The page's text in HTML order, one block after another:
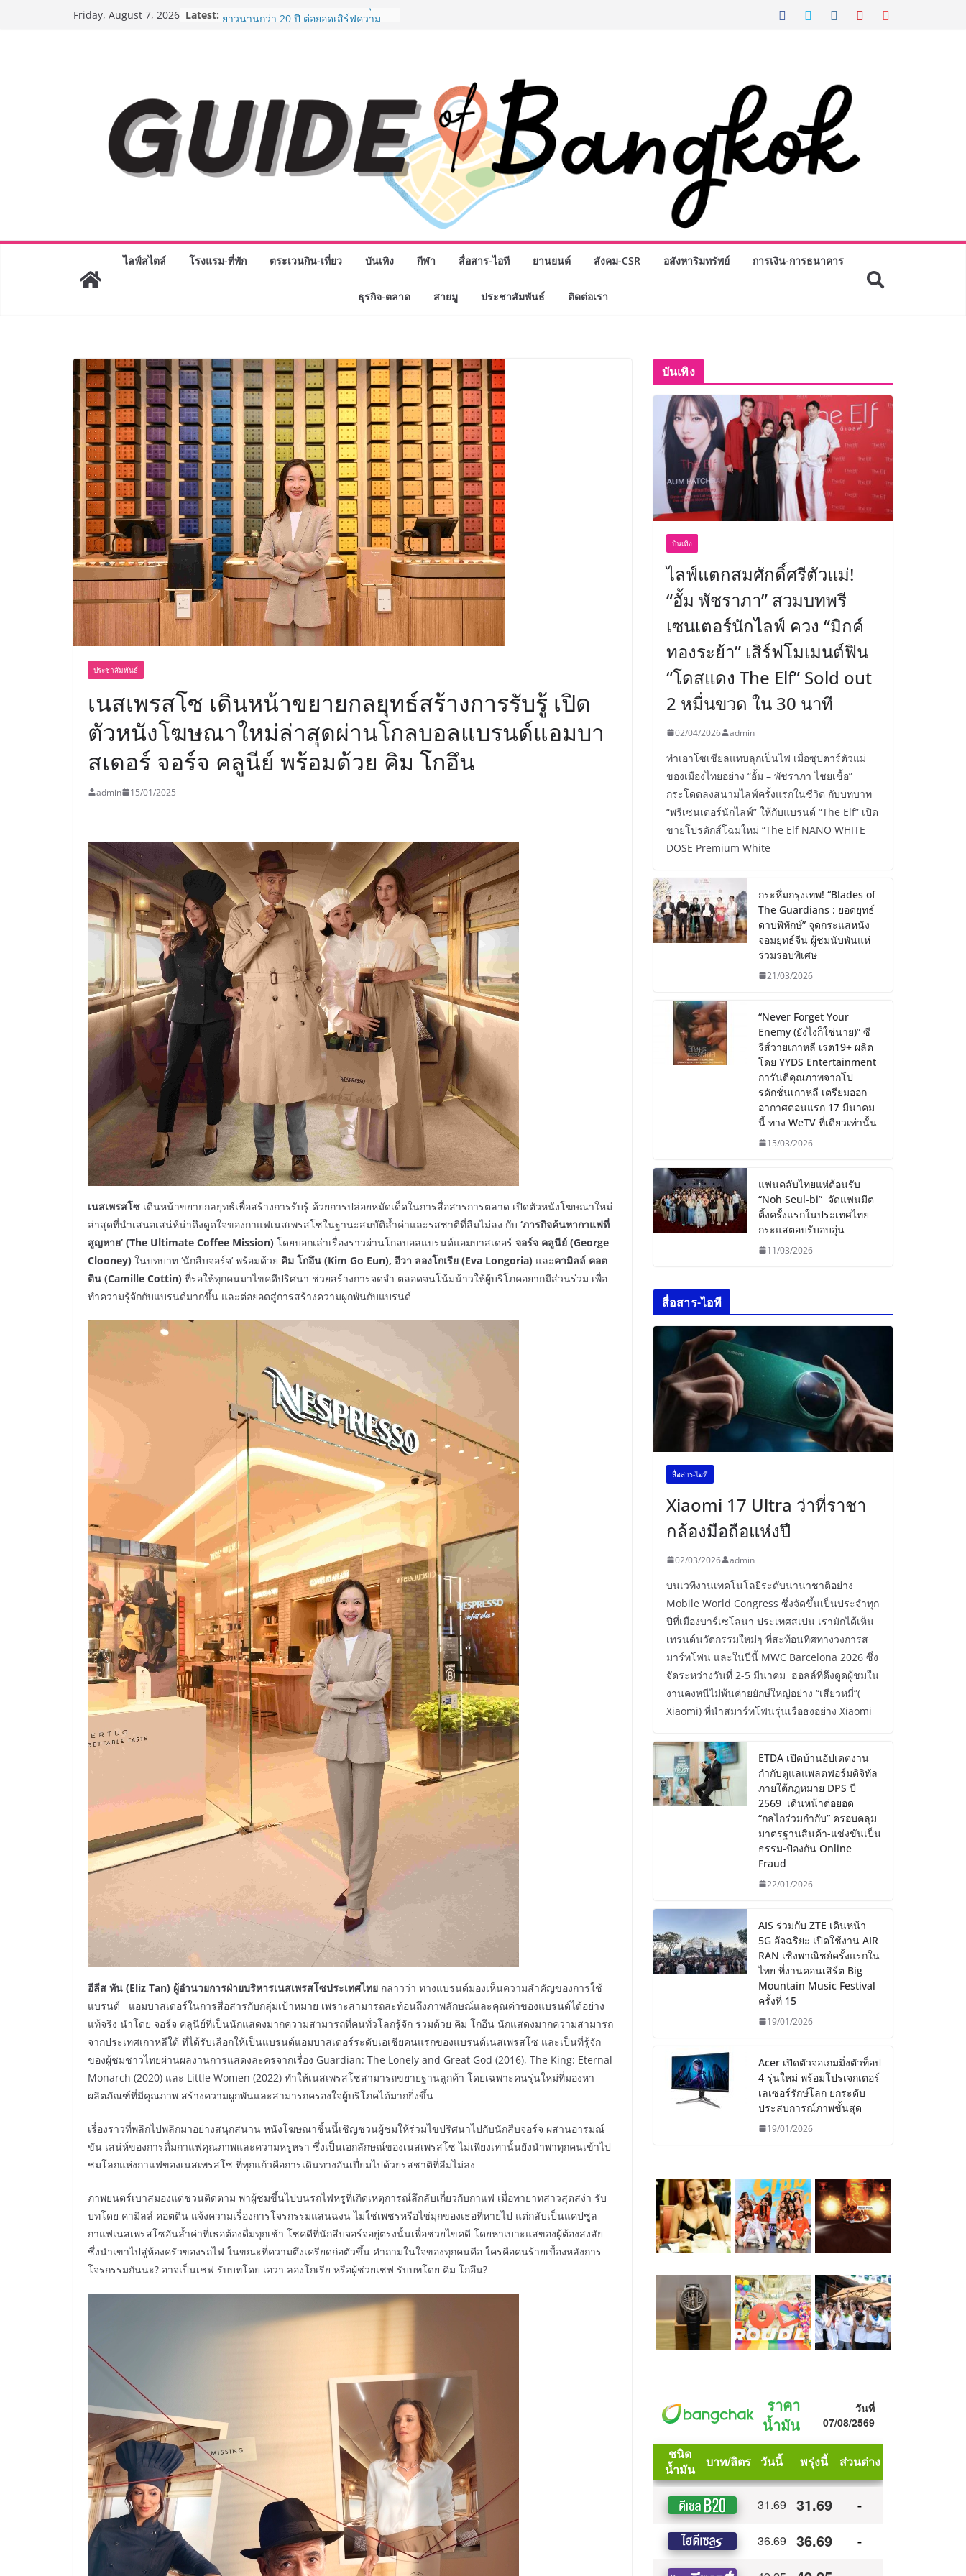
Friday, August 7, 2026 Latest: AirAsia X SEE FAH พันธมิตรทางธุรกิจ
ระดับผลิตภัณฑ์ท้องถิ่นสู่ตลาดเชิง
พาณิชย์อย่างยั่งยืน
“ตลาดดอกไม้สี่มุมเมือง” ศูนย์รวมดอกไม้
สด ดอกไม้ประดิษฐ์ พวงมาลัย และสังฆ
ภัณฑ์ครบวงจร ขอเชิญเลือกซื้อมาลัย
และของขวัญต้อนรับวันแม่ เปิดให้
8.8 “ซูเลียน” รวมพลังนักธุรกิจทั่ว
ประเทศ จัดประชุมใหญ่แห่งปี พบ CEO
ไลฟ์สไตล์ โรงแรม-ที่พัก ตระเวนกิน-เที่ยว บันเทิง กีฬา สื่อสาร-ไอที ยานยนต์ สังคม-CSR อสังหาริมทรัพย์ การเงิน-การธนาคาร
ธุรกิจ-ตลาด สายมู ประชาสัมพันธ์ ติดต่อเรา
ประชาสัมพันธ์
เนสเพรสโซ เดินหน้าขยายกลยุทธ์สร้างการรับรู้ เปิด
ตัวหนังโฆษณาใหม่ล่าสุดผ่านโกลบอลแบรนด์แอมบา
สเดอร์ จอร์จ คลูนีย์ พร้อมด้วย คิม โกอึน
admin 15/01/2025
เนสเพรสโซ เดินหน้าขยายกลยุทธ์เพื่อสร้างการรับรู้ ด้วยการปล่อยหมัดเด็ดในการสื่อสารการตลาด เปิดตัวหนังโฆษณาใหม่
ล่าสุดที่นำเสนอเสน่ห์น่าดึงดูดใจของกาแฟเนสเพรสโซในฐานะสมบัติล้ำค่าและรสชาติที่ลืมไม่ลง กับ ‘ภารกิจค้นหากาแฟที่
สูญหาย’ (The Ultimate Coffee Mission) โดยบอกเล่าเรื่องราวผ่านโกลบอลแบรนด์แอมบาสเดอร์ จอร์จ คลูนีย์ (George
Clooney) ในบทบาท ‘นักสืบจอร์จ’ พร้อมด้วย คิม โกอึน (Kim Go Eun), อีวา ลองโกเรีย (Eva Longoria) และคามิลล์ คอต
ติน (Camille Cottin) ที่รอให้ทุกคนมาไขคดีปริศนา ช่วยสร้างการจดจำ ตลอดจนโน้มน้าวให้ผู้บริโภคอยากมีส่วนร่วม เพื่อ
ทำความรู้จักกับแบรนด์มากขึ้น และต่อยอดสู่การสร้างความผูกพันกับแบรนด์
อีลีส ทัน (Eliz Tan) ผู้อำนวยการฝ่ายบริหารเนสเพรสโซประเทศไทย กล่าวว่า ทางแบรนด์มองเห็นความสำคัญของการใช้
แบรนด์ แอมบาสเดอร์ในการสื่อสารกับกลุ่มเป้าหมาย เพราะสามารถสะท้อนถึงภาพลักษณ์และคุณค่าของแบรนด์ได้อย่าง
แท้จริง นำโดย จอร์จ คลูนีย์ที่เป็นนักแสดงมากความสามารถที่คนทั่วโลกรู้จัก ร่วมด้วย คิม โกอึน นักแสดงมากความสามารถ
จากประเทศเกาหลีใต้ ที่ได้รับเลือกให้เป็นแบรนด์แอมบาสเดอร์ระดับเอเชียคนแรกของแบรนด์เนสเพรสโซ และเป็นที่รู้จัก
ของผู้ชมชาวไทยผ่านผลงานการแสดงละครจากเรื่อง Guardian: The Lonely and Great God (2016), The King: Eternal
Monarch (2020) และ Little Women (2022) ทำให้เนสเพรสโซสามารถขยายฐานลูกค้า โดยเฉพาะคนรุ่นใหม่ที่มองหา
ผลิตภัณฑ์ที่มีคุณภาพ สร้างความผูกพันและสามารถครองใจผู้บริโภคได้มากยิ่งขึ้น
เรื่องราวที่พลิกไปพลิกมาอย่างสนุกสนาน หนังโฆษณาชิ้นนี้เชิญชวนผู้ชมให้ร่วมไขปริศนาไปกับนักสืบจอร์จ ผสานอารมณ์
ขัน เสน่ห์ของการดื่มกาแฟคุณภาพและความหรูหรา ซึ่งเป็นเอกลักษณ์ของเนสเพรสโซ ไม่เพียงเท่านั้นยังนำพาทุกคนเข้าไป
ชมโลกแห่งกาแฟของเนสเพรสโซ ที่ทุกแก้วคือการเดินทางอันเปี่ยมไปด้วยรสชาติที่ลืมไม่ลง
ภาพยนตร์เบาสมองแต่ชวนติดตาม พาผู้ชมขึ้นไปบนรถไฟหรูที่เกิดเหตุการณ์ลึกลับเกี่ยวกับกาแฟ เมื่อทายาทสาวสุดสง่า รับ
บทโดย คามิลล์ คอตติน แจ้งความเรื่องการโจรกรรมแสนฉงน ไม่ใช่เพชรหรือไข่มุกของเธอที่หายไป แต่กลับเป็นแคปซูล
กาแฟเนสเพรสโซอันล้ำค่าที่เธอต้องดื่มทุกเช้า โชคดีที่นักสืบจอร์จอยู่ตรงนั้นเพื่อช่วยไขคดี โดยหาเบาะแสของผู้ต้องสงสัย
ซึ่งนำเขาไปสู่ห้องครัวของรถไฟ ในขณะที่ความตึงเครียดก่อตัวขึ้น คำถามในใจของทุกคนคือ ใครคือคนร้ายเบื้องหลังการ
โจรกรรมกันนะ? อาจเป็นเชฟ รับบทโดย เอวา ลองโกเรีย หรือผู้ช่วยเชฟ รับบทโดย คิม โกอึน?
บันเทิง
บันเทิง
ไลฟ์แตกสมศักดิ์ศรีตัวแม่!
“อั้ม พัชราภา” สวมบทพรี
เซนเตอร์นักไลฟ์ ควง “มิกค์
ทองระย้า” เสิร์ฟโมเมนต์ฟิน
“โดสแดง The Elf” Sold out
2 หมื่นขวด ใน 30 นาที
02/04/2026 admin
ทำเอาโซเชียลแทบลุกเป็นไฟ เมื่อซุปตาร์ตัวแม่
ของเมืองไทยอย่าง “อั้ม – พัชราภา ไชยเชื้อ”
กระโดดลงสนามไลฟ์ครั้งแรกในชีวิต กับบทบาท
“พรีเซนเตอร์นักไลฟ์” ให้กับแบรนด์ “The Elf” เปิด
ขายโปรดักส์โฉมใหม่ “The Elf NANO WHITE
DOSE Premium White
กระหึ่มกรุงเทพ! “Blades of
The Guardians : ยอดยุทธ์
ดาบพิทักษ์” จุดกระแสหนัง
จอมยุทธ์จีน ผู้ชมนับพันแห่
ร่วมรอบพิเศษ
21/03/2026
“Never Forget Your
Enemy (ยังไงก็ใช่นาย)” ซี
รีส์วายเกาหลี เรต19+ ผลิต
โดย YYDS Entertainment
การันตีคุณภาพจากโป
รดักชั่นเกาหลี เตรียมออก
อากาศตอนแรก 17 มีนาคม
นี้ ทาง WeTV ที่เดียวเท่านั้น
15/03/2026
แฟนคลับไทยแห่ต้อนรับ
“Noh Seul-bi” จัดแฟนมีต
ติ้งครั้งแรกในประเทศไทย
กระแสตอบรับอบอุ่น
11/03/2026
สื่อสาร-ไอที
สื่อสาร-ไอที
Xiaomi 17 Ultra ว่าที่ราชา
กล้องมือถือแห่งปี
02/03/2026 admin
บนเวทีงานเทคโนโลยีระดับนานาชาติอย่าง
Mobile World Congress ซึ่งจัดขึ้นเป็นประจำทุก
ปีที่เมืองบาร์เซโลนา ประเทศสเปน เรามักได้เห็น
เทรนด์นวัตกรรมใหม่ๆ ที่สะท้อนทิศทางวงการส
มาร์ทโฟน และในปีนี้ MWC Barcelona 2026 ซึ่ง
จัดระหว่างวันที่ 2-5 มีนาคม ฮอลล์ที่ดึงดูดผู้ชมใน
งานคงหนีไม่พ้นค่ายยักษ์ใหญ่อย่าง “เสียวหมี่”(
Xiaomi) ที่นำสมาร์ทโฟนรุ่นเรือธงอย่าง Xiaomi
ETDA เปิดบ้านอัปเดตงาน
กำกับดูแลแพลตฟอร์มดิจิทัล
ภายใต้กฎหมาย DPS ปี
2569 เดินหน้าต่อยอด
“กลไกร่วมกำกับ” ครอบคลุม
มาตรฐานสินค้า-แข่งขันเป็น
ธรรม-ป้องกัน Online
Fraud
22/01/2026
AIS ร่วมกับ ZTE เดินหน้า
5G อัจฉริยะ เปิดใช้งาน AIR
RAN เชิงพาณิชย์ครั้งแรกใน
ไทย ที่งานคอนเสิร์ต Big
Mountain Music Festival
ครั้งที่ 15
19/01/2026
Acer เปิดตัวจอเกมมิ่งตัวท็อป
4 รุ่นใหม่ พร้อมโปรเจกเตอร์
เลเซอร์รักษ์โลก ยกระดับ
ประสบการณ์ภาพขั้นสุด
19/01/2026